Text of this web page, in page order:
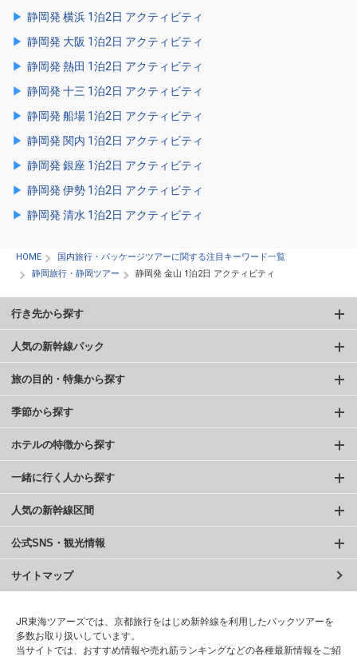
静岡発 横浜 1泊2日 アクティビティ
静岡発 大阪 1泊2日 アクティビティ
静岡発 熱田 1泊2日 アクティビティ
静岡発 十三 1泊2日 アクティビティ
静岡発 船場 1泊2日 アクティビティ
静岡発 関内 1泊2日 アクティビティ
静岡発 銀座 1泊2日 アクティビティ
静岡発 伊勢 1泊2日 アクティビティ
静岡発 清水 1泊2日 アクティビティ
HOME
国内旅行・パッケージツアーに関する注目キーワード一覧
静岡旅行・静岡ツアー
静岡発 金山 1泊2日 アクティビティ
行き先から探す
人気の新幹線パック
旅の目的・特集から探す
季節から探す
ホテルの特徴から探す
一緒に行く人から探す
人気の新幹線区間
公式SNS・観光情報
サイトマップ
JR東海ツアーズでは、京都旅行をはじめ新幹線を利用したパックツアーを
多数お取り扱いしています。
当サイトでは、おすすめ情報や売れ筋ランキングなどの各種最新情報をご紹